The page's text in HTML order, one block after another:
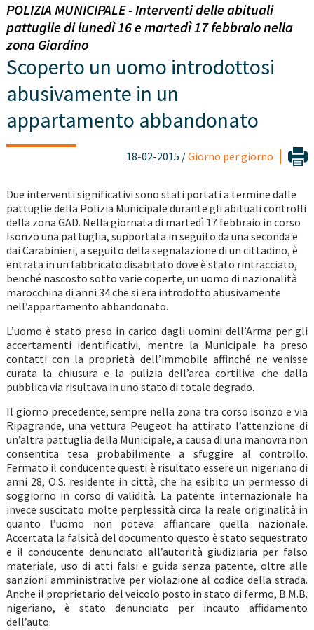
POLIZIA MUNICIPALE - Interventi delle abituali
pattuglie di lunedì 16 e martedì 17 febbraio nella
zona Giardino
Scoperto un uomo introdottosi
abusivamente in un
appartamento abbandonato
18-02-2015 /Giorno per giorno
Due interventi significativi sono stati portati a termine dalle
pattuglie della Polizia Municipale durante gli abituali controlli
della zona GAD. Nella giornata di martedì 17 febbraio in corso
Isonzo una pattuglia, supportata in seguito da una seconda e
dai Carabinieri, a seguito della segnalazione di un cittadino, è
entrata in un fabbricato disabitato dove è stato rintracciato,
benché nascosto sotto varie coperte, un uomo di nazionalità
marocchina di anni 34 che si era introdotto abusivamente
nell’appartamento abbandonato.
L’uomo è stato preso in carico dagli uomini dell’Arma per gli
accertamenti identificativi, mentre la Municipale ha preso
contatti con la proprietà dell’immobile affinché ne venisse
curata la chiusura e la pulizia dell’area cortiliva che dalla
pubblica via risultava in uno stato di totale degrado.
Il giorno precedente, sempre nella zona tra corso Isonzo e via
Ripagrande, una vettura Peugeot ha attirato l’attenzione di
un’altra pattuglia della Municipale, a causa di una manovra non
consentita tesa probabilmente a sfuggire al controllo.
Fermato il conducente questi è risultato essere un nigeriano di
anni 28, O.S. residente in città, che ha esibito un permesso di
soggiorno in corso di validità. La patente internazionale ha
invece suscitato molte perplessità circa la reale originalità in
quanto l’uomo non poteva affiancare quella nazionale.
Accertata la falsità del documento questo è stato sequestrato
e il conducente denunciato all’autorità giudiziaria per falso
materiale, uso di atti falsi e guida senza patente, oltre alle
sanzioni amministrative per violazione al codice della strada.
Anche il proprietario del veicolo posto in stato di fermo, B.M.B.
nigeriano, è stato denunciato per incauto affidamento
dell’auto.